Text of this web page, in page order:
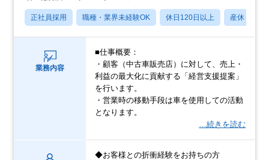
正社員採用 職種・業界未経験OK 休日120日以上 産休・育休
業務内容
■仕事概要：
・顧客（中古車販売店）に対して、売上・
利益の最大化に貢献する「経営支援提案」
を行います。
・営業時の移動手段は車を使用しての活動
となります。
…続きを読む
◆お客様との折衝経験をお持ちの方